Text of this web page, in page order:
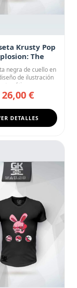
Krusty Pop
The
Cartoon
Chaos
negra de cuello en
de ilustración
art caótica y exp...
26,00 €
DETALLES